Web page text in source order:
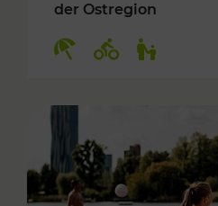
der Ostregion